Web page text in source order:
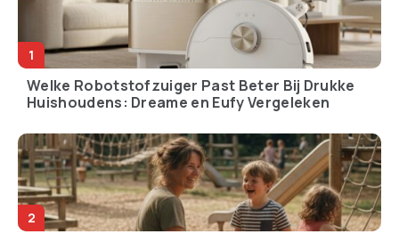
Welke Robotstofzuiger Past Beter Bij Drukke
Huishoudens: Dreame en Eufy Vergeleken